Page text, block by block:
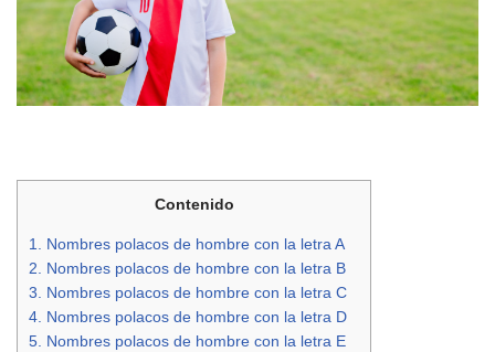
Contenido
1. Nombres polacos de hombre con la letra A
2. Nombres polacos de hombre con la letra B
3. Nombres polacos de hombre con la letra C
4. Nombres polacos de hombre con la letra D
5. Nombres polacos de hombre con la letra E